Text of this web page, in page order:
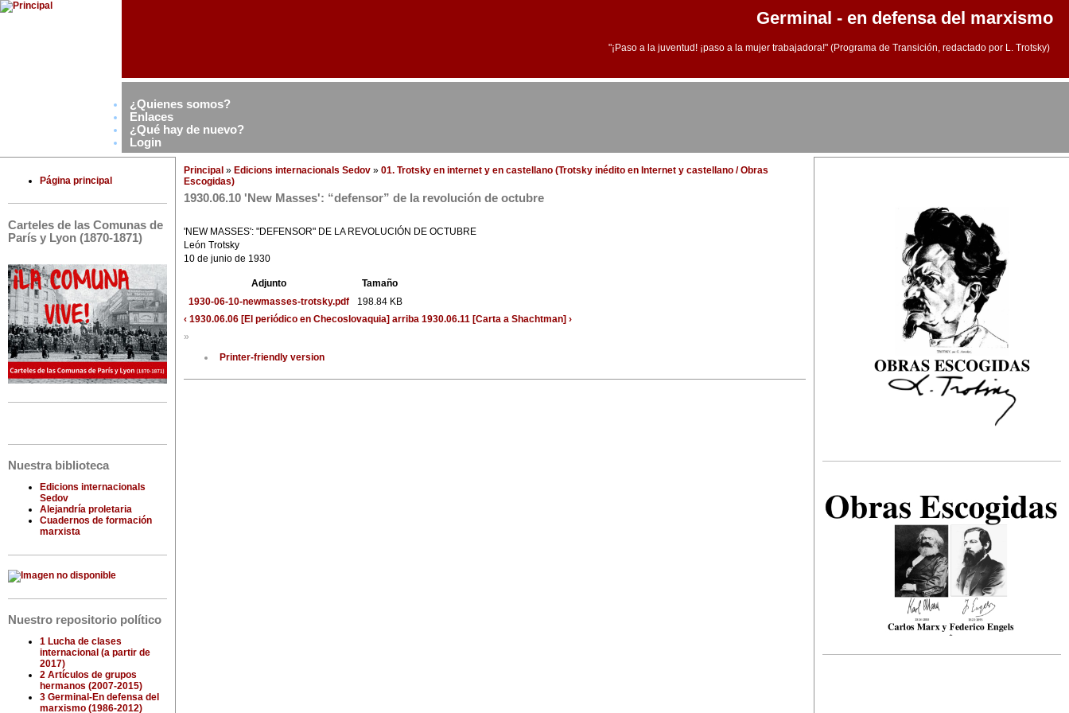
Germinal - en defensa del marxismo
"¡Paso a la juventud! ¡paso a la mujer trabajadora!" (Programa de Transición, redactado por L. Trotsky)
¿Quienes somos?
Enlaces
¿Qué hay de nuevo?
Login
Página principal
Carteles de las Comunas de
París y Lyon (1870-1871)
Nuestra biblioteca
Edicions internacionals
Sedov
Alejandría proletaria
Cuadernos de formación
marxista
Nuestro repositorio político
1 Lucha de clases
internacional (a partir de
2017)
2 Artículos de grupos
hermanos (2007-2015)
3 Germinal-En defensa del
marxismo (1986-2012)
Principal » Edicions internacionals Sedov » 01. Trotsky en internet y en castellano (Trotsky inédito en Internet y castellano / Obras
Escogidas)
1930.06.10 'New Masses': “defensor” de la revolución de octubre
'NEW MASSES': "DEFENSOR" DE LA REVOLUCIÓN DE OCTUBRE
León Trotsky
10 de junio de 1930
Adjunto
Tamaño
1930-06-10-newmasses-trotsky.pdf
198.84 KB
‹ 1930.06.06 [El periódico en Checoslovaquia] arriba 1930.06.11 [Carta a Shachtman] ›
»
Printer-friendly version